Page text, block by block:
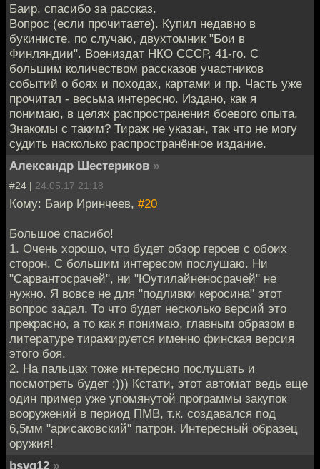
Баир, спасибо за рассказ.
Вопрос (если прочитаете). Купил недавно в
букинисте, по случаю, двухтомник "Бои в
Финляндии". Воениздат НКО СССР, 41-го. С
большим количеством рассказов участников
событий о боях и походах, картами и пр. Часть уже
прочитал - весьма интересно. Издано, как я
понимаю, в целях распространения боевого опыта.
Знакомы с таким? Тираж не указан, так что не могу
судить насколько распространённое издание.
Александр Шестериков »
#24 | 24.05.17 21:18
Кому: Баир Иринчеев, #20
Большое спасибо!
1. Очень хорошо, что будет обзор героев с обоих
сторон. С большим интересом послушаю. Ни
"Сарвантосрачей", ни "Юутилайненосрачей" не
нужно. Я вовсе не для "подливки керосина" этот
вопрос задал. То что будет несколько версий это
прекрасно, а то как я понимаю, главным образом в
литературе тиражируется именно финская версия
этого боя.
2. На пальцах тоже интересно послушать и
посмотреть будет :))) Кстати, этот автомат ведь еще
один пример уже упомянутой программы закупок
вооружений в период ПМВ, т.к. создавался под
6,5мм "арисаковский" патрон. Интересный образец
оружия!
bsvg12 »